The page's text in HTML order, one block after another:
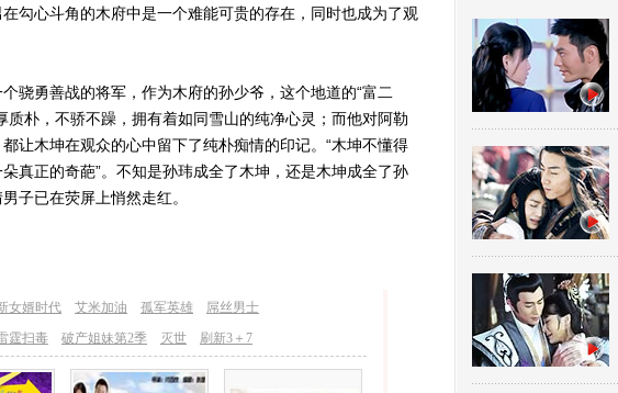
勾心斗角的木府中是一个难能可贵的存在，同时也成为了观
勇善战的将军，作为木府的孙少爷，这个地道的“富二
质朴，不骄不躁，拥有着如同雪山的纯净心灵；而他对阿勒
让木坤在观众的心中留下了纯朴痴情的印记。“木坤不懂得
真正的奇葩”。不知是孙玮成全了木坤，还是木坤成全了孙
子已在荧屏上悄然走红。